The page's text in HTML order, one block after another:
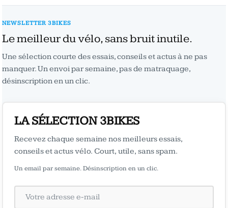
NEWSLETTER 3BIKES
Le meilleur du vélo, sans bruit inutile.
Une sélection courte des essais, conseils et actus à ne pas
manquer. Un envoi par semaine, pas de matraquage,
désinscription en un clic.
LA SÉLECTION 3BIKES
Recevez chaque semaine nos meilleurs essais,
conseils et actus vélo. Court, utile, sans spam.
Un email par semaine. Désinscription en un clic.